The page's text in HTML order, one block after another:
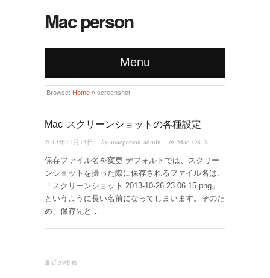
Mac person
Menu
Browse: Home » screenshot
Mac スクリーンショットの各種設定
2013年11月13日 · by macperson-admin · in Mac OS X
保存ファイル名を変更 デフォルトでは、スクリー
ンショットを撮った際に保存されるファイル名は、
「スクリーンショット 2013-10-26 23.06.15.png」
というように長い名前になってしまいます。そのた
め、保存先と…
最近の投稿